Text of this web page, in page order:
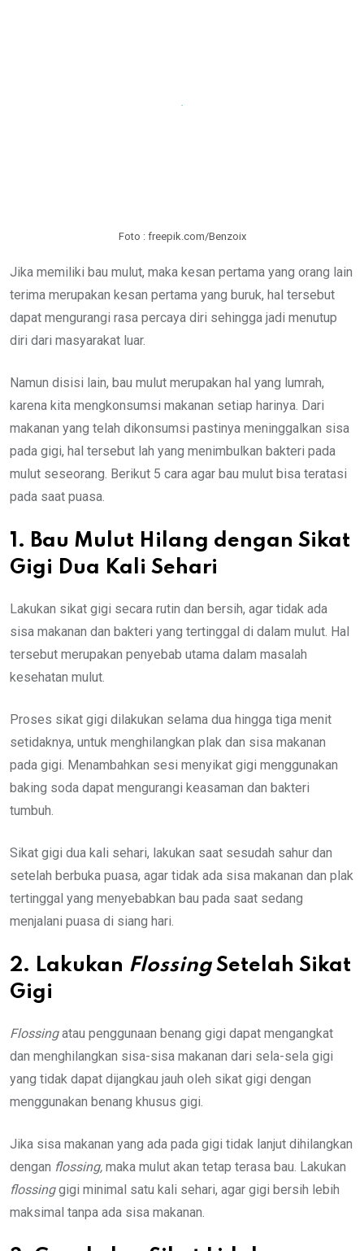
Foto : freepik.com/Benzoix
Jika memiliki bau mulut, maka kesan pertama yang orang lain
terima merupakan kesan pertama yang buruk, hal tersebut
dapat mengurangi rasa percaya diri sehingga jadi menutup
diri dari masyarakat luar.
Namun disisi lain, bau mulut merupakan hal yang lumrah,
karena kita mengkonsumsi makanan setiap harinya. Dari
makanan yang telah dikonsumsi pastinya meninggalkan sisa
pada gigi, hal tersebut lah yang menimbulkan bakteri pada
mulut seseorang. Berikut 5 cara agar bau mulut bisa teratasi
pada saat puasa.
1. Bau Mulut Hilang dengan Sikat
Gigi Dua Kali Sehari
Lakukan sikat gigi secara rutin dan bersih, agar tidak ada
sisa makanan dan bakteri yang tertinggal di dalam mulut. Hal
tersebut merupakan penyebab utama dalam masalah
kesehatan mulut.
Proses sikat gigi dilakukan selama dua hingga tiga menit
setidaknya, untuk menghilangkan plak dan sisa makanan
pada gigi. Menambahkan sesi menyikat gigi menggunakan
baking soda dapat mengurangi keasaman dan bakteri
tumbuh.
Sikat gigi dua kali sehari, lakukan saat sesudah sahur dan
setelah berbuka puasa, agar tidak ada sisa makanan dan plak
tertinggal yang menyebabkan bau pada saat sedang
menjalani puasa di siang hari.
2. Lakukan FlossingSetelah Sikat
Gigi
Flossingatau penggunaan benang gigi dapat mengangkat
dan menghilangkan sisa-sisa makanan dari sela-sela gigi
yang tidak dapat dijangkau jauh oleh sikat gigi dengan
menggunakan benang khusus gigi.
Jika sisa makanan yang ada pada gigi tidak lanjut dihilangkan
dengan flossing, maka mulut akan tetap terasa bau. Lakukan
flossinggigi minimal satu kali sehari, agar gigi bersih lebih
maksimal tanpa ada sisa makanan.